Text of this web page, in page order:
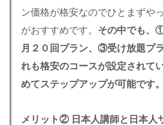
ン価格が格安なのでひとまずや
がおすすめです。 その中でも、
月２０回プラン、③受け放題プ
れも格安のコースが設定されて
めてステップアップが可能です。
メリット② 日本人講師と日本人